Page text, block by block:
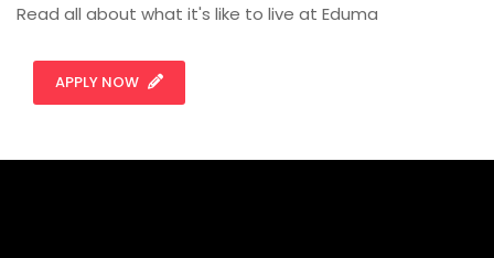
Read all about what it's like to live at Eduma
APPLY NOW